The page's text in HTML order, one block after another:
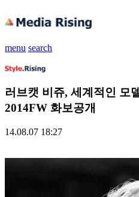
menu search
러브캣 비쥬, 세계적인 모
2014FW 화보공개
14.08.07 18:27